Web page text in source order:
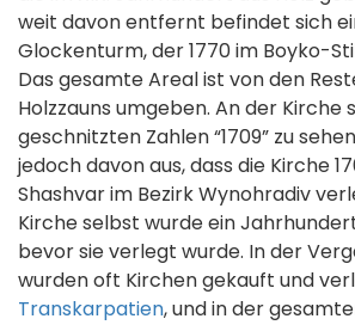
weit davon entfernt befindet sich
Glockenturm, der 1770 im Boyko-
Das gesamte Areal ist von den
Holzzauns umgeben. An der Kirche
geschnitzten Zahlen “1709” zu
jedoch davon aus, dass die Kirche
Shashvar im Bezirk Wynohradiv
Kirche selbst wurde ein
bevor sie verlegt wurde. In der
wurden oft Kirchen gekauft und
Transkarpatien, und in der